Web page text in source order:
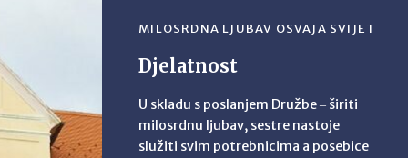
MILOSRDNA LJUBAV OSVAJA SVIJET
Djelatnost
U skladu s poslanjem Družbe ‒ širiti
milosrdnu ljubav, sestre nastoje
služiti svim potrebnicima a posebice